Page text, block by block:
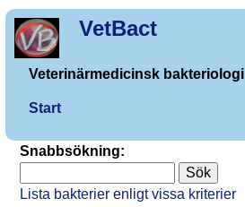
VetBact
Veterinärmedicinsk bakteriologi
Start
Snabbsökning:
Lista bakterier enligt vissa kriterier